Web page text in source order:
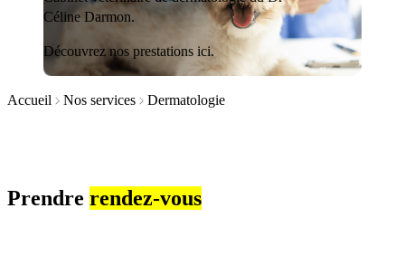
Céline Darmon.
Découvrez nos prestations ici.
Accueil Nos services Dermatologie
Prendre rendez-vous